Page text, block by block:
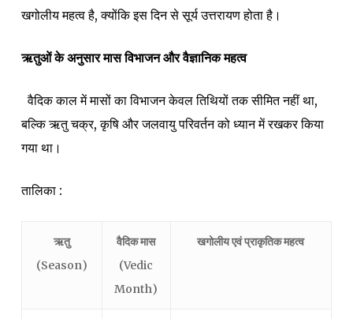
खगोलीय महत्व है, क्योंकि इस दिन से सूर्य उत्तरायण होता है।
ऋतुओं के अनुसार मास विभाजन और वैज्ञानिक महत्व
वैदिक काल में मासों का विभाजन केवल तिथियों तक सीमित नहीं था,
बल्कि ऋतु चक्र, कृषि और जलवायु परिवर्तन को ध्यान में रखकर किया
गया था।
तालिका :
ऋतु
(Season)
वैदिक मास
(Vedic
Month)
खगोलीय एवं प्राकृतिक महत्व